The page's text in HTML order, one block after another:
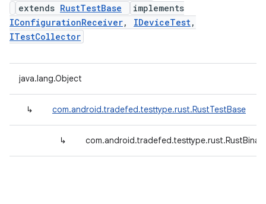
extends RustTestBase
implements
IConfigurationReceiver, IDeviceTest,
ITestCollector
java.lang.Object
↳ com.android.tradefed.testtype.rust.RustTestBase
↳